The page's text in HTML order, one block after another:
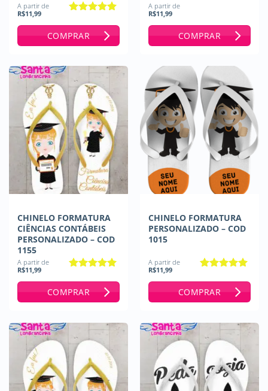
A partir de
R$11,99
COMPRAR
A partir de
R$11,99
COMPRAR
CHINELO FORMATURA
CIÊNCIAS CONTÁBEIS
PERSONALIZADO – COD
1155
A partir de
R$11,99
COMPRAR
CHINELO FORMATURA
PERSONALIZADO – COD
1015
A partir de
R$11,99
COMPRAR